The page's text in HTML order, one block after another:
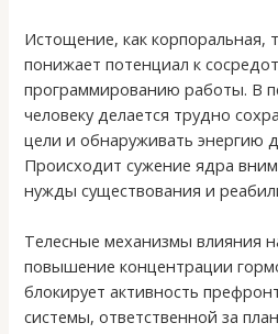
Истощение, как корпоральная,
понижает потенциал к
программированию работы. В
человеку делается трудно
цели и обнаруживать энергию
Происходит сужение ядра
нужды существования и
Телесные механизмы влияния
повышение концентрации
блокирует активность
системы, ответственной за